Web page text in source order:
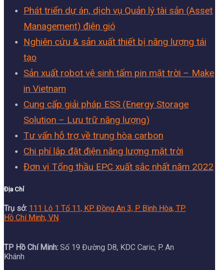
Phát triển dự án, dịch vụ Quản lý tài sản (Asset
Management) điện gió
Nghiên cứu & sản xuất thiết bị năng lượng tái
tạo
Sản xuất robot vệ sinh tấm pin mặt trời – Make
in Vietnam
Cung cấp giải pháp ESS (Energy Storage
Solution – Lưu trữ năng lượng)
Tư vấn hỗ trợ về trung hòa carbon
Chi phí lắp đặt điện năng lượng mặt trời
Đơn vị Tổng thầu EPC xuất sắc nhất năm 2022
Địa Chỉ
Trụ sở: 111 Lô 1 Tổ 11, KP. Đồng An 3, P. Bình Hòa, TP.
Hồ Chí Minh, VN
TP Hồ Chí Minh: Số 19 Đường D8, KDC Caric, P. An
Khánh